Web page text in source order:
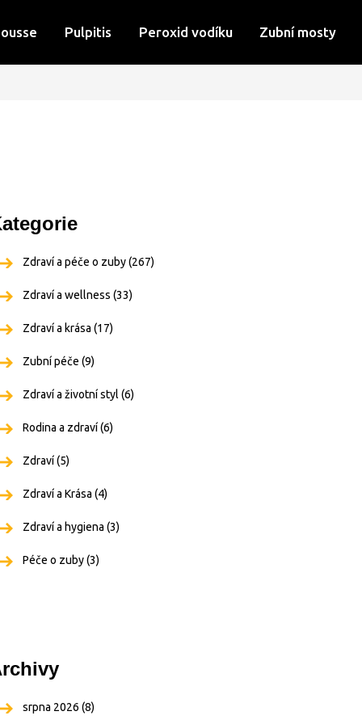
Pulpitis Peroxid vodíku Zubní mosty
Zdraví a péče o zuby(267)
Zdraví a wellness (33)
Zdraví a krása (17)
Zubní péče (9)
Zdraví a životní styl (6)
Rodina a zdraví(6)
Zdraví(5)
Zdraví a Krása (4)
Zdraví a hygiena (3)
Péče o zuby(3)
srpna 2026 (8)